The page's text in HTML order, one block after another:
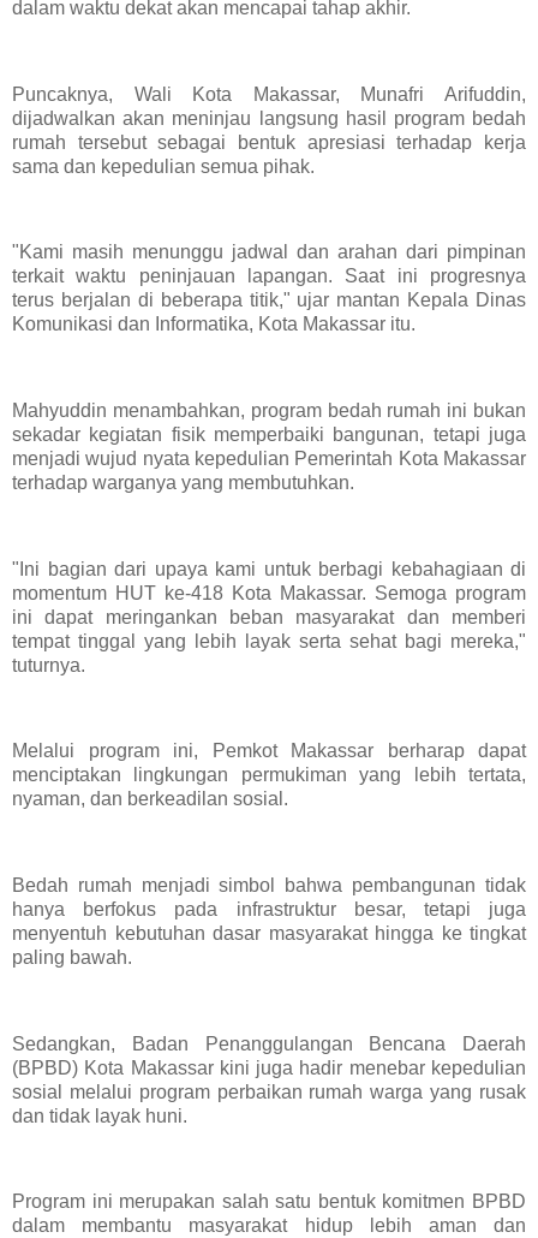
dalam waktu dekat akan mencapai tahap akhir.
Puncaknya, Wali Kota Makassar, Munafri Arifuddin,
dijadwalkan akan meninjau langsung hasil program bedah
rumah tersebut sebagai bentuk apresiasi terhadap kerja
sama dan kepedulian semua pihak.
"Kami masih menunggu jadwal dan arahan dari pimpinan
terkait waktu peninjauan lapangan. Saat ini progresnya
terus berjalan di beberapa titik," ujar mantan Kepala Dinas
Komunikasi dan Informatika, Kota Makassar itu.
Mahyuddin menambahkan, program bedah rumah ini bukan
sekadar kegiatan fisik memperbaiki bangunan, tetapi juga
menjadi wujud nyata kepedulian Pemerintah Kota Makassar
terhadap warganya yang membutuhkan.
"Ini bagian dari upaya kami untuk berbagi kebahagiaan di
momentum HUT ke-418 Kota Makassar. Semoga program
ini dapat meringankan beban masyarakat dan memberi
tempat tinggal yang lebih layak serta sehat bagi mereka,"
tuturnya.
Melalui program ini, Pemkot Makassar berharap dapat
menciptakan lingkungan permukiman yang lebih tertata,
nyaman, dan berkeadilan sosial.
Bedah rumah menjadi simbol bahwa pembangunan tidak
hanya berfokus pada infrastruktur besar, tetapi juga
menyentuh kebutuhan dasar masyarakat hingga ke tingkat
paling bawah.
Sedangkan, Badan Penanggulangan Bencana Daerah
(BPBD) Kota Makassar kini juga hadir menebar kepedulian
sosial melalui program perbaikan rumah warga yang rusak
dan tidak layak huni.
Program ini merupakan salah satu bentuk komitmen BPBD
dalam membantu masyarakat hidup lebih aman dan